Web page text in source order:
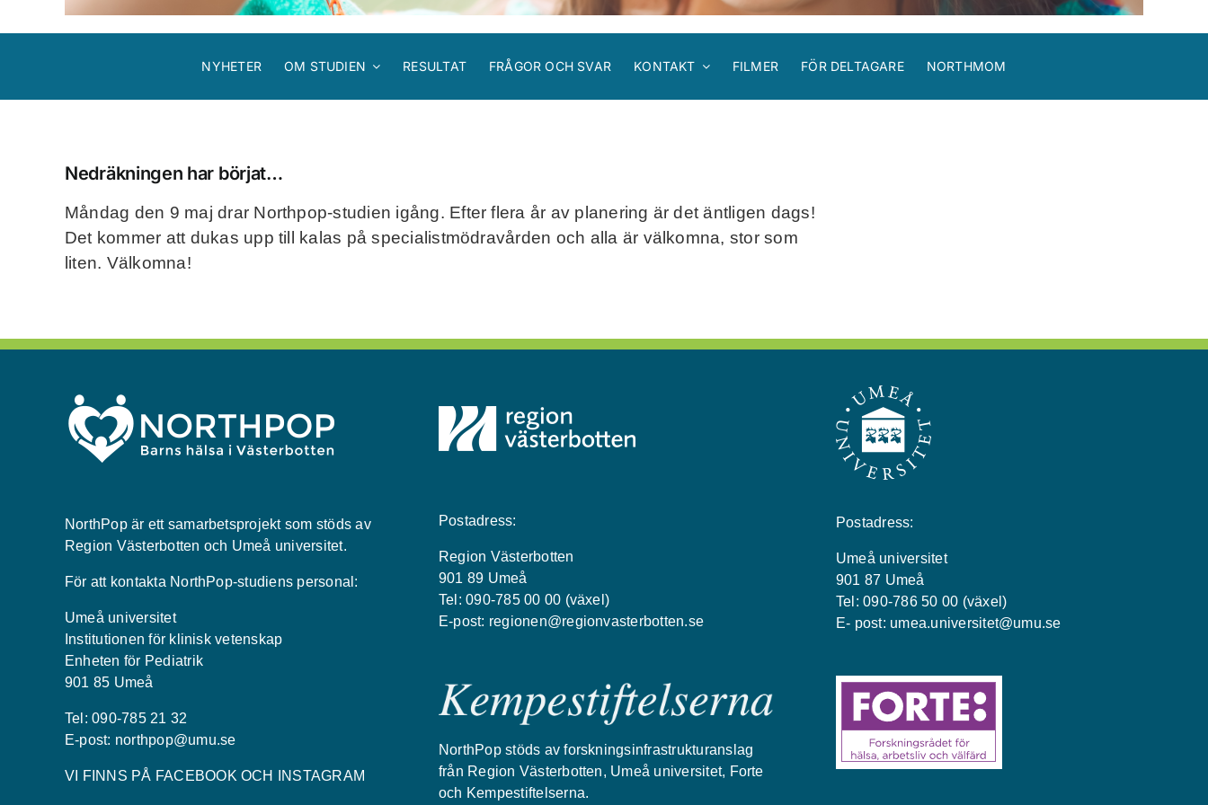
NYHETER OM STUDIEN RESULTAT FRÅGOR OCH SVAR KONTAKT FILMER FÖR DELTAGARE NORTHMOM
Nedräkningen har börjat…
Måndag den 9 maj drar Northpop-studien igång. Efter flera år av planering är det äntligen dags!
Det kommer att dukas upp till kalas på specialistmödravården och alla är välkomna, stor som
liten. Välkomna!
NorthPop är ett samarbetsprojekt som stöds av
Region Västerbotten och Umeå universitet.
För att kontakta NorthPop-studiens personal:
Umeå universitet
Institutionen för klinisk vetenskap
Enheten för Pediatrik
901 85 Umeå
Tel: 090-785 21 32
E-post: northpop@umu.se
VI FINNS PÅ FACEBOOK OCH INSTAGRAM
Postadress:
Region Västerbotten
901 89 Umeå
Tel: 090-785 00 00 (växel)
E-post: regionen@regionvasterbotten.se
NorthPop stöds av forskningsinfrastrukturanslag
från Region Västerbotten, Umeå universitet, Forte
och Kempestiftelserna.
Postadress:
Umeå universitet
901 87 Umeå
Tel: 090-786 50 00 (växel)
E- post: umea.universitet@umu.se